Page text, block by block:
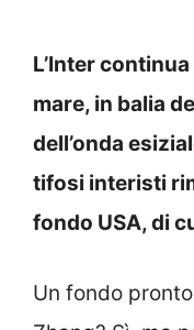
L’Inter
mare, in balia
dell’onda
tifosi interisti
fondo USA, di
Un fondo